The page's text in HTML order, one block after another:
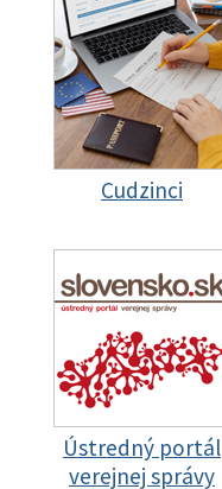
Cudzinci
Ústredný portál
verejnej správy